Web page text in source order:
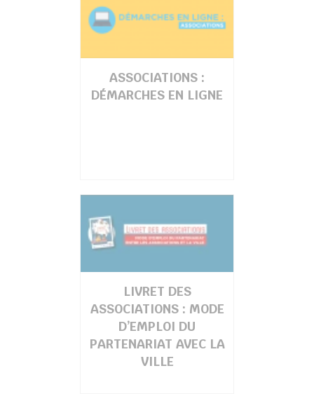
ASSOCIATIONS :
DÉMARCHES EN LIGNE
LIVRET DES
ASSOCIATIONS : MODE
D’EMPLOI DU
PARTENARIAT AVEC LA
VILLE